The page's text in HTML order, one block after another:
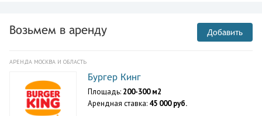
Возьмем в аренду Добавить
АРЕНДА МОСКВА И ОБЛАСТЬ
Бургер Кинг
Площадь: 200-300 м2
Арендная ставка: 45 000 руб.